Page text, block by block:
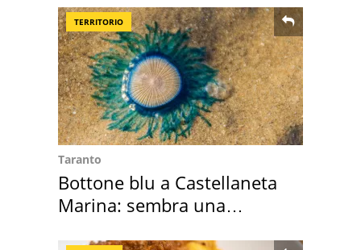
TERRITORIO
Taranto
Bottone blu a Castellaneta
Marina: sembra una